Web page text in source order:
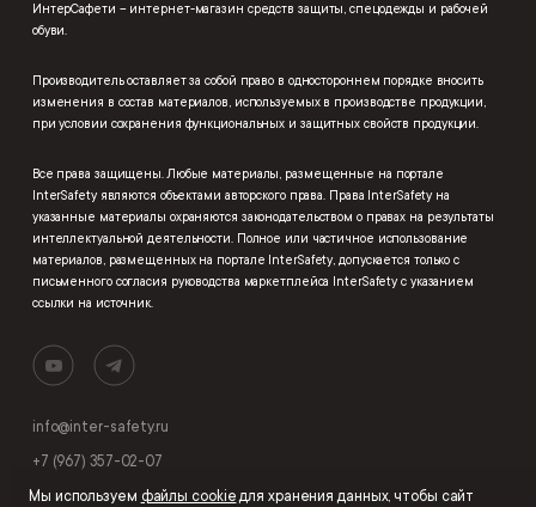
ИнтерСафети – интернет-магазин средств защиты, спецодежды и рабочей
обуви.
Производитель оставляет за собой право в одностороннем порядке вносить
изменения в состав материалов, используемых в производстве продукции,
при условии сохранения функциональных и защитных свойств продукции.
Все права защищены. Любые материалы, размещенные на портале
InterSafety являются объектами авторского права. Права InterSafety на
указанные материалы охраняются законодательством о правах на результаты
интеллектуальной деятельности. Полное или частичное использование
материалов, размещенных на портале InterSafety, допускается только с
письменного согласия руководства маркетплейса InterSafety с указанием
ссылки на источник.
info@inter-safety.ru
+7 (967) 357-02-07
Мы используем файлы cookieдля хранения данных, чтобы сайт